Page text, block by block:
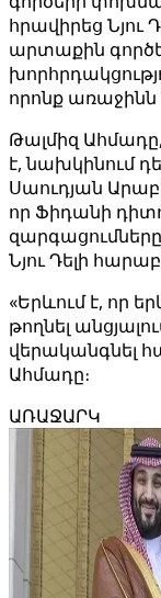
հրավիրեց Նյու
արտաքին
որոնք առաջինն
Թալմիզ
է, նախկինում
Սաուդյան
որ Ֆիդանի
Նյու Դելի
«Երևում է, որ
թողնել
վերականգնել
Ահմադը։
ԱՌԱՋԱՐԿ